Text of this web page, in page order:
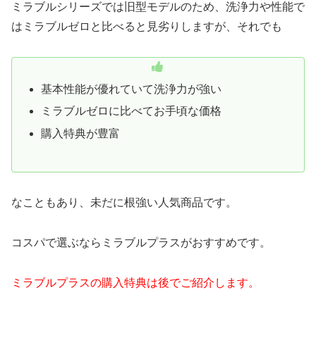
ミラブルシリーズでは旧型モデルのため、洗浄力や性能で
はミラブルゼロと比べると見劣りしますが、それでも
基本性能が優れていて洗浄力が強い
ミラブルゼロに比べてお手頃な価格
購入特典が豊富
なこともあり、未だに根強い人気商品です。
コスパで選ぶならミラブルプラスがおすすめです。
ミラブルプラスの購入特典は後でご紹介します。